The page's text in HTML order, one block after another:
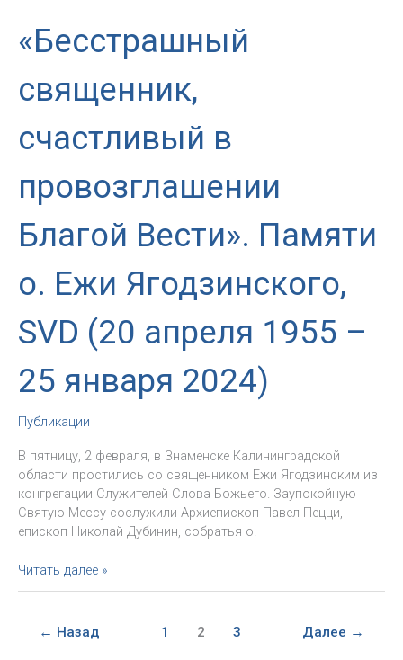
«Бесстрашный
священник,
счастливый в
провозглашении
Благой Вести». Памяти
о. Ежи Ягодзинского,
SVD (20 апреля 1955 –
25 января 2024)
Публикации
В пятницу, 2 февраля, в Знаменске Калининградской
области простились со священником Ежи Ягодзинским из
конгрегации Служителей Слова Божьего. Заупокойную
Святую Мессу сослужили Архиепископ Павел Пецци,
епископ Николай Дубинин, собратья о.
«Бесстрашный
священник,
провозглашении
Читать далее »
← Назад 1 2 3 Далее →